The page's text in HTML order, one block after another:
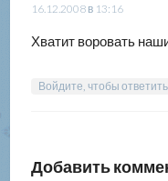
16.12.2008 в 13:16
Хватит воровать
Войдите, чтобы ответить
Добавить